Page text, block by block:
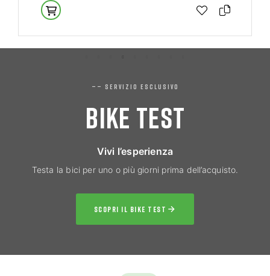
—— SERVIZIO ESCLUSIVO
BIKE TEST
Vivi l’esperienza
Testa la bici per uno o più giorni prima dell’acquisto.
SCOPRI IL BIKE TEST